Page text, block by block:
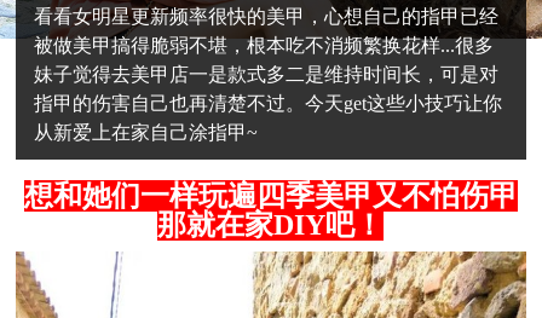
看看女明星更新频率很快的美甲，心想自己的指甲已经
被做美甲搞得脆弱不堪，根本吃不消频繁换花样...很多
妹子觉得去美甲店一是款式多二是维持时间长，可是对
指甲的伤害自己也再清楚不过。今天get这些小技巧让你
从新爱上在家自己涂指甲~
想和她们一样玩遍四季美甲又不怕伤甲
那就在家DIY吧！